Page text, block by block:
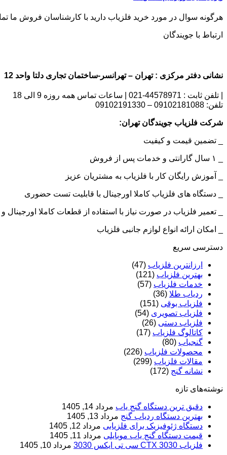
هرگونه سوال در مورد خرید فلزیاب دارید با کارشناسان فروش ما تماس
ارتباط با جویندگان
نشانی دفتر مرکزی : تهران – تهرانسر-ساختمان تجاری دلتا واحد 12 | شماره تماس : 09102181088
| تلفن ثابت : 44578971-021 | ساعات تماس همه روزه 9 الی 18
تلفن: 09102181088 – 09102191330
شرکت فلزیاب جویندگان تهران:
_ تضمین قیمت و کیفیت
_ آموزش رایگان کار با فلزیاب به مشتریان عزیز
_ دستگاه های فلزیاب کاملا اورجینال با قابلیت تست حضوری
_ تعمیر فلزیاب در صورت نیاز با استفاده از قطعات کاملا
_ امکان ارائه انواع لوازم جانبی فلزیاب
دسترسی سریع
ارزانترین فلزیاب (47)
بهترین فلزیاب (121)
خدمات فلزیاب (57)
ردیاب طلا (36)
فلزیاب بوقی (151)
فلزیاب تصویری (54)
فلزیاب دستی (26)
کاتالوگ فلزیاب (17)
گنجیاب (80)
محصولات فلزیاب (226)
مقالات فلزیاب (299)
نشانه گنج (172)
نوشته‌های تازه
دقیق ترین دستگاه گنج یاب مرداد 14, 1405
بهترین دستگاه ردیاب گنج مرداد 13, 1405
دستگاه ژئوفیزیک برای فلزیابی مرداد 12, 1405
قیمت دستگاه گنج یاب موبایلی مرداد 11, 1405
فلزیاب CTX 3030 سی تی ایکس 3030
مرداد 10, 1405